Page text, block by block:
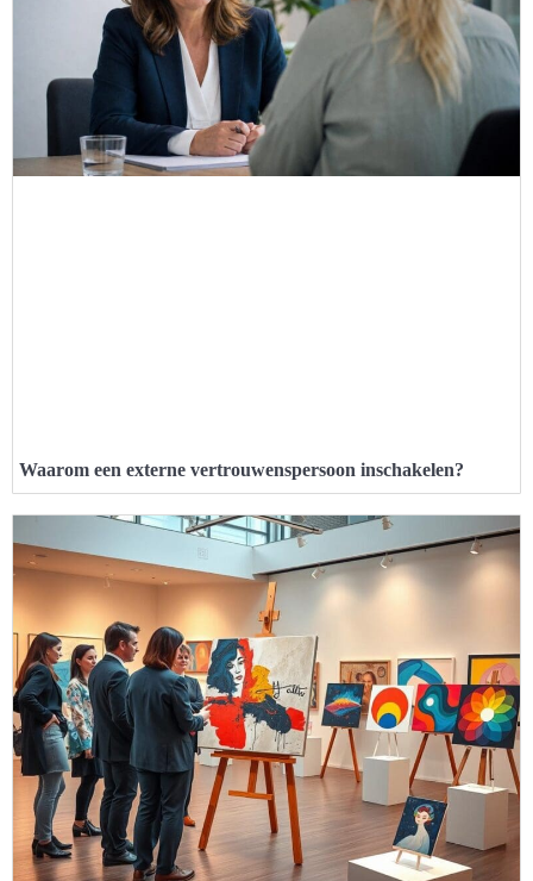
Waarom een externe vertrouwenspersoon inschakelen?